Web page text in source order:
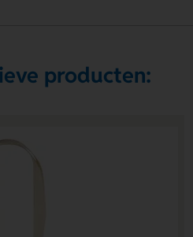
producten: